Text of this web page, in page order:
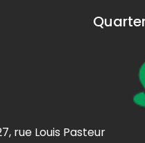
rue Louis Pasteur